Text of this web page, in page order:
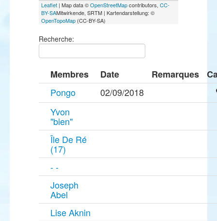
Leaflet | Map data ©OpenStreetMapcontributors, CC-
BY-SAMitwirkende, SRTM | Kartendarstellung: ©
OpenTopoMap (CC-BY-SA)
Recherche:
Membres Date Remarques
Pongo
02/09/2018
Yvon
"bien"
Île De Ré
(17)
- -
Joseph
Abel
Lise Aknin